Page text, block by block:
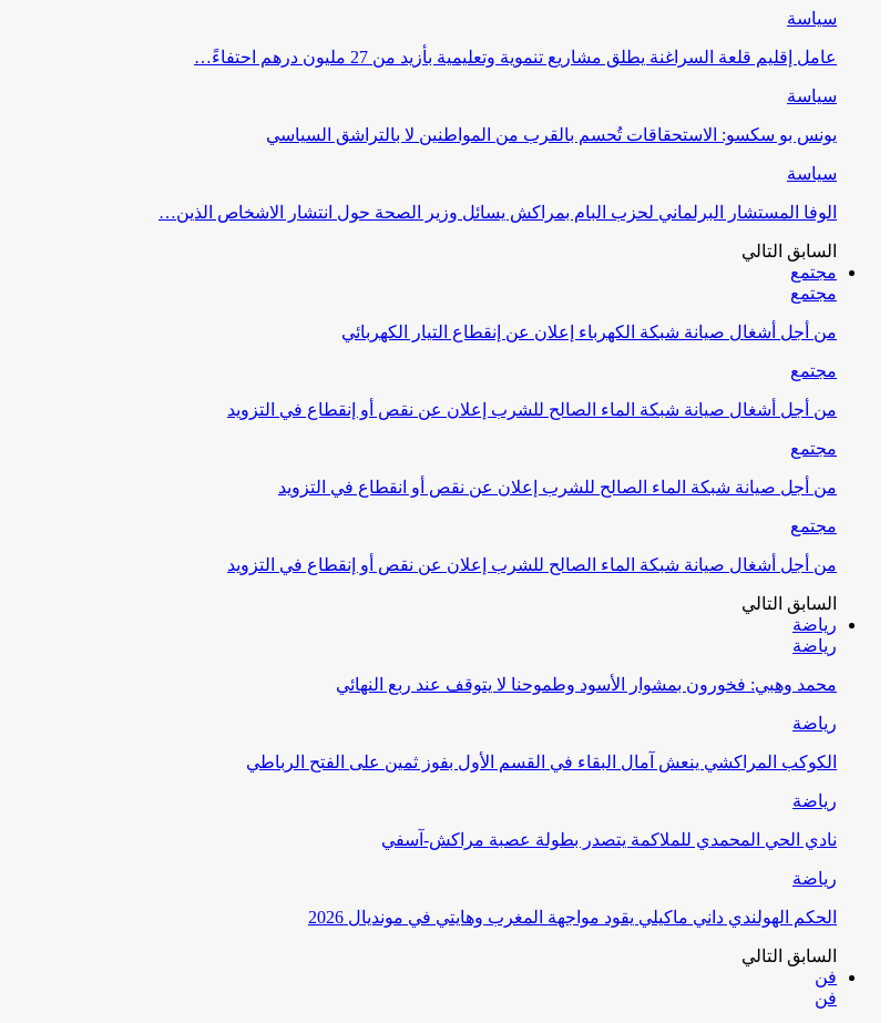
سياسة
عامل إقليم قلعة السراغنة يطلق مشاريع تنموية وتعليمية بأزيد من 27 مليون درهم احتفاءً…
سياسة
يونس بو سكسو: الاستحقاقات تُحسم بالقرب من المواطنين لا بالتراشق السياسي
سياسة
الوفا المستشار البرلماني لحزب البام بمراكش يسائل وزير الصحة حول انتشار الاشخاص الذين…
السابق التالي
مجتمع
مجتمع
من أجل أشغال صيانة شبكة الكهرباء إعلان عن إنقطاع التيار الكهربائي
مجتمع
من أجل أشغال صيانة شبكة الماء الصالح للشرب إعلان عن نقص أو إنقطاع في التزويد
مجتمع
من أجل صيانة شبكة الماء الصالح للشرب إعلان عن نقص أو انقطاع في التزويد
مجتمع
من أجل أشغال صيانة شبكة الماء الصالح للشرب إعلان عن نقص أو إنقطاع في التزويد
السابق التالي
رياضة
رياضة
محمد وهبي: فخورون بمشوار الأسود وطموحنا لا يتوقف عند ربع النهائي
رياضة
الكوكب المراكشي ينعش آمال البقاء في القسم الأول بفوز ثمين على الفتح الرباطي
رياضة
نادي الحي المحمدي للملاكمة يتصدر بطولة عصبة مراكش-آسفي
رياضة
الحكم الهولندي داني ماكيلي يقود مواجهة المغرب وهايتي في مونديال 2026
السابق التالي
فن
فن